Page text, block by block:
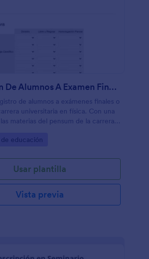
Inscripción De Alumnos A Examen Final Profesorado En Física
de alumnos a exámenes finales o
universitaria en física. Con una
materias del pensum de la carrera,
personal administrativo.
educación
Usar plantilla
Vista previa